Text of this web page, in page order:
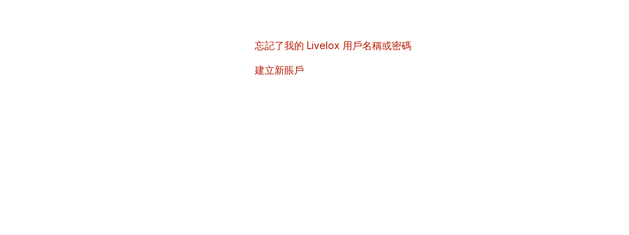
忘記了我的 Livelox 用戶名稱或密碼
建立新賬戶